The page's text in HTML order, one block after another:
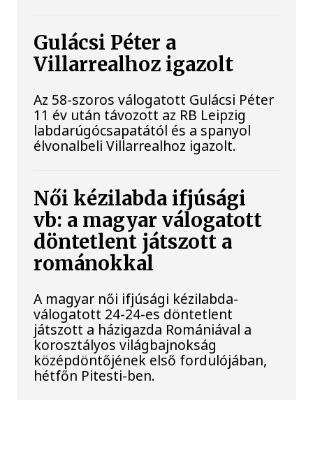
Gulácsi Péter a
Villarrealhoz igazolt
Az 58-szoros válogatott Gulácsi Péter
11 év után távozott az RB Leipzig
labdarúgócsapatától és a spanyol
élvonalbeli Villarrealhoz igazolt.
Női kézilabda ifjúsági
vb: a magyar válogatott
döntetlent játszott a
románokkal
A magyar női ifjúsági kézilabda-
válogatott 24-24-es döntetlent
játszott a házigazda Romániával a
korosztályos világbajnokság
középdöntőjének első fordulójában,
hétfőn Pitesti-ben.